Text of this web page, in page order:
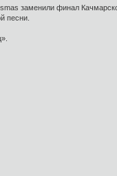
заменили финал
песни.